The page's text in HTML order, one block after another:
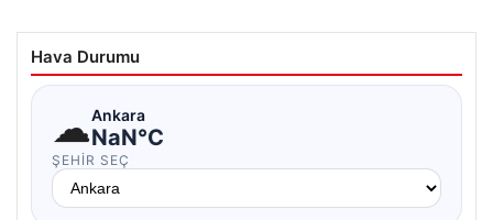
Hava Durumu
☁Ankara
NaN°C
ŞEHIR SEÇ